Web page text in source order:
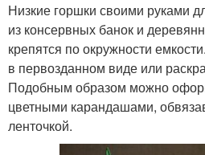
Низкие горшки своими руками
из консервных банок и
крепятся по окружности
в первозданном виде или
Подобным образом можно
цветными карандашами,
ленточкой.